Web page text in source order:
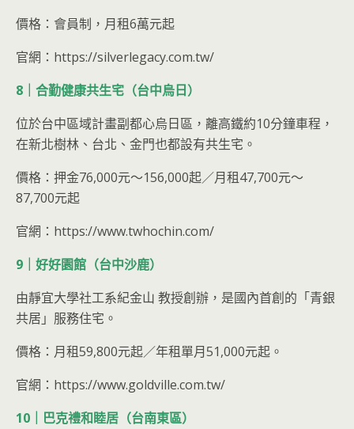
價格：會員制，月租6萬元起
官網：https://silverlegacy.com.tw/
8｜合勤健康共生宅（台中烏日）
位於台中區域計畫副都心烏日區，離高鐵約10分鐘車程，
在新北樹林、台北、金門也都設有共生宅。
價格：押金76,000元～156,000起／月租47,700元～
87,700元起
官網：https://www.twhochin.com/
9｜好好園館（台中沙鹿）
由靜宜大學社工系紀金山 教授創辦，是國內首創的「青銀
共居」服務住宅。
價格：月租59,800元起／年租單月51,000元起。
官網：https://www.goldville.com.tw/
10｜巴克禮和睦居（台南東區）